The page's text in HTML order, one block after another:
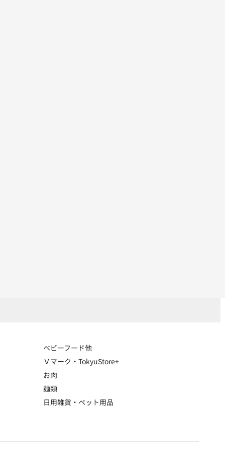
ベビーフード他
Ｖマーク・TokyuStore+
お肉
麺類
日用雑貨・ペット用品